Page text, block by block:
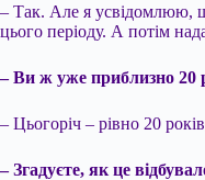
– Так. Але я усвідомлюю,
цього періоду. А потім
– Ви ж уже приблизно 20
– Цьогоріч – рівно 20
– Згадуєте, як це